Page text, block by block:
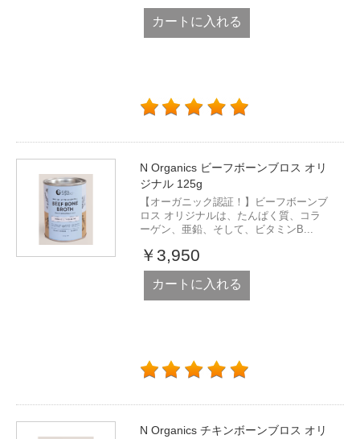
カートに入れる
N Organics ビーフボーンブロス オリ
ジナル 125g
【オーガニック認証！】ビーフボーンブ
ロス オリジナルは、たんぱく質、コラ
ーゲン、亜鉛、そして、ビタミンB...
￥3,950
カートに入れる
N Organics チキンボーンブロス オリ